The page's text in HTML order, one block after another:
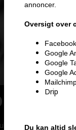
annoncer.
Oversigt over
Google
Google
Google
Drip
Du kan altid
og optjen rabatter